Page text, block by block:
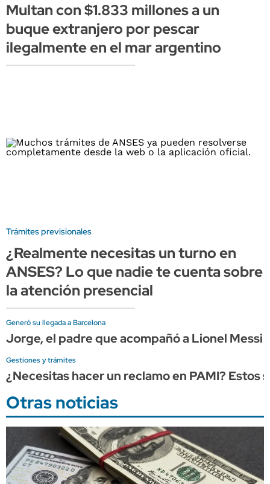
Multan con $1.833 millones a un
buque extranjero por pescar
ilegalmente en el mar argentino
Trámites previsionales
¿Realmente necesitas un turno en
ANSES? Lo que nadie te cuenta sobre
la atención presencial
Generó su llegada a Barcelona
Jorge, el padre que acompañó a Lionel
Gestiones y trámites
¿Necesitas hacer un reclamo en PAMI?
Otras noticias